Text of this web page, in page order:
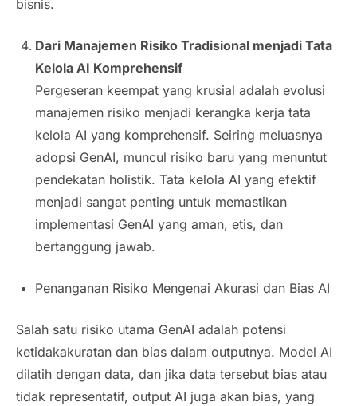
bisnis.
Dari Manajemen Risiko Tradisional menjadi Tata
Kelola AI Komprehensif
Pergeseran keempat yang krusial adalah evolusi
manajemen risiko menjadi kerangka kerja tata
kelola AI yang komprehensif. Seiring meluasnya
adopsi GenAI, muncul risiko baru yang menuntut
pendekatan holistik. Tata kelola AI yang efektif
menjadi sangat penting untuk memastikan
implementasi GenAI yang aman, etis, dan
bertanggung jawab.
Penanganan Risiko Mengenai Akurasi dan Bias AI
Salah satu risiko utama GenAI adalah potensi
ketidakakuratan dan bias dalam outputnya. Model AI
dilatih dengan data, dan jika data tersebut bias atau
tidak representatif, output AI juga akan bias, yang